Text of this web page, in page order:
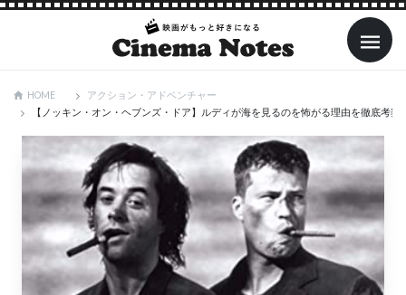
HOME
アクション・アドベンチャー
【ノッキン・オン・ヘブンズ・ドア】ルディが海を見るのを怖がる理由を徹底考